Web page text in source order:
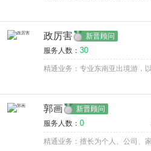
政厉害 新晋顾问
服务人数： 30
精通业务：专业东南亚出境游，
郭画 新晋顾问
服务人数： 0
精通业务：擅长为个人、公司、